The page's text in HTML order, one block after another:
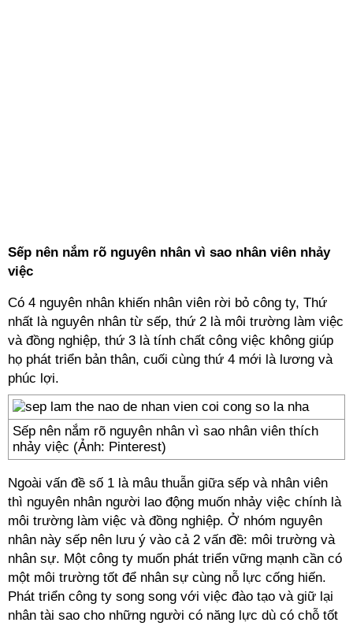
Sếp nên nắm rõ nguyên nhân vì sao nhân viên nhảy
việc
Có 4 nguyên nhân khiến nhân viên rời bỏ công ty, Thứ
nhất là nguyên nhân từ sếp, thứ 2 là môi trường làm việc
và đồng nghiệp, thứ 3 là tính chất công việc không giúp
họ phát triển bản thân, cuối cùng thứ 4 mới là lương và
phúc lợi.
Sếp nên nắm rõ nguyên nhân vì sao nhân viên thích
nhảy việc (Ảnh: Pinterest)
Ngoài vấn đề số 1 là mâu thuẫn giữa sếp và nhân viên
thì nguyên nhân người lao động muốn nhảy việc chính là
môi trường làm việc và đồng nghiệp. Ở nhóm nguyên
nhân này sếp nên lưu ý vào cả 2 vấn đề: môi trường và
nhân sự. Một công ty muốn phát triển vững mạnh cần có
một môi trường tốt để nhân sự cùng nỗ lực cống hiến.
Phát triển công ty song song với việc đào tạo và giữ lại
nhân tài sao cho những người có năng lực dù có chỗ tốt